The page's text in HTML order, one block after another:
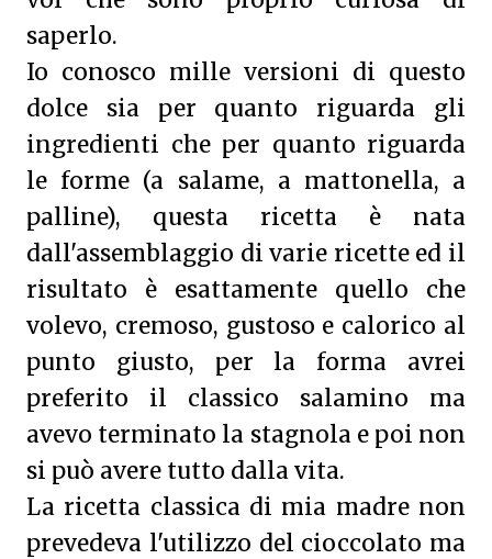
saperlo.
Io conosco mille versioni di questo
dolce sia per quanto riguarda gli
ingredienti che per quanto riguarda
le forme (a salame, a mattonella, a
palline), questa ricetta è nata
dall'assemblaggio di varie ricette ed il
risultato è esattamente quello che
volevo, cremoso, gustoso e calorico al
punto giusto, per la forma avrei
preferito il classico salamino ma
avevo terminato la stagnola e poi non
si può avere tutto dalla vita.
La ricetta classica di mia madre non
prevedeva l'utilizzo del cioccolato ma